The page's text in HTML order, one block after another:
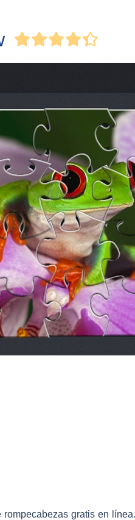
gratis en